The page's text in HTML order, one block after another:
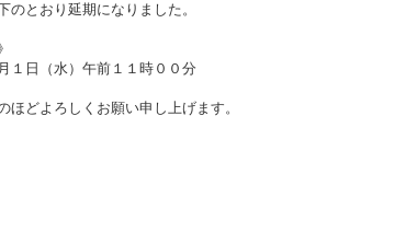
のとおり延期になりました。
１日（水）午前１１時００分
ほどよろしくお願い申し上げます。